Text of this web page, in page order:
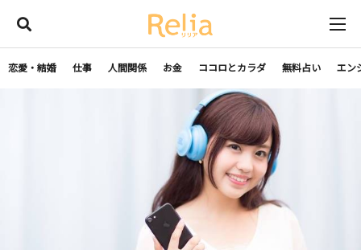
恋愛・結婚 仕事 人間関係 お金 ココロとカラダ 無料占い エン